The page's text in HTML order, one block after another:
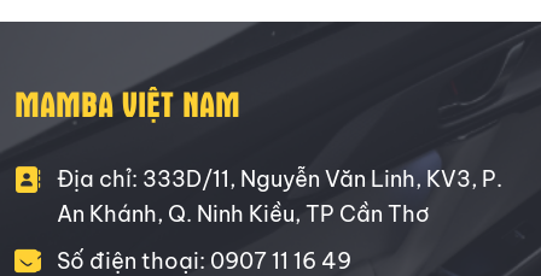
MAMBA VIỆT NAM
Địa chỉ: 333D/11, Nguyễn Văn Linh, KV3, P.
An Khánh, Q. Ninh Kiều, TP Cần Thơ
Số điện thoại: 0907 11 16 49